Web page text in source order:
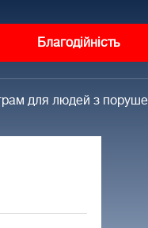
Благодійність
для людей з